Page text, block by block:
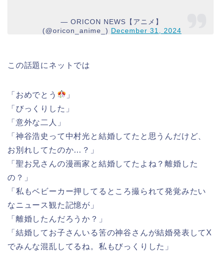
— ORICON NEWS【アニメ】
(@oricon_anime_) December 31, 2024
この話題にネットでは
「おめでとう
」
「びっくりした」
「意外な二人」
「神谷浩史って中村光と結婚してたと思うんだけど、
お別れしてたのか…？」
「聖お兄さんの漫画家と結婚してたよね？離婚した
の？」
「私もベビーカー押してるところ撮られて発覚みたい
なニュース観た記憶が」
「離婚したんだろうか？」
「結婚してお子さんいる筈の神谷さんが結婚発表してX
でみんな混乱してるね。私もびっくりした」